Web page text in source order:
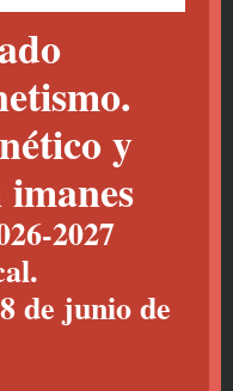
y
2027
de junio de